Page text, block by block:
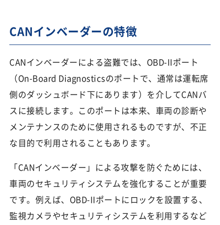
CANインベーダーの特徴
CANインベーダーによる盗難では、OBD-IIポート
（On-Board Diagnosticsのポートで、通常は運転席
側のダッシュボード下にあります）を介してCANバ
スに接続します。このポートは本来、車両の診断や
メンテナンスのために使用されるものですが、不正
な目的で利用されることもあります。
「CANインベーダー」による攻撃を防ぐためには、
車両のセキュリティシステムを強化することが重要
です。例えば、OBD-IIポートにロックを設置する、
監視カメラやセキュリティシステムを利用するなど